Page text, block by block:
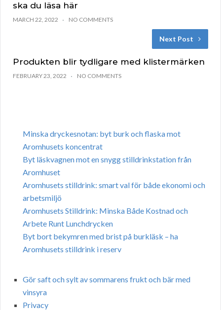
ska du läsa här
MARCH 22, 2022 NO COMMENTS
Next Post
Produkten blir tydligare med klistermärken
FEBRUARY 23, 2022 NO COMMENTS
Minska dryckesnotan: byt burk och flaska mot
Aromhusets koncentrat
Byt läskvagnen mot en snygg stilldrinkstation från
Aromhuset
Aromhusets stilldrink: smart val för både ekonomi och
arbetsmiljö
Aromhusets Stilldrink: Minska Både Kostnad och
Arbete Runt Lunchdrycken
Byt bort bekymren med brist på burkläsk – ha
Aromhusets stilldrink i reserv
Gör saft och sylt av sommarens frukt och bär med
vinsyra
Privacy